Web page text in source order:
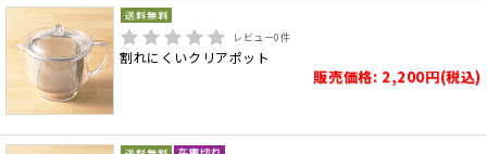
レビュー0件
割れにくいクリアポット
販売価格: 2,200円(税込)